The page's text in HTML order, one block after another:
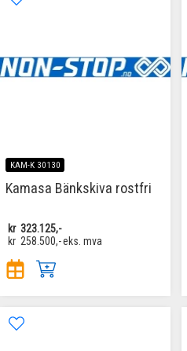
KAM-K 30130
Kamasa Bänkskiva rostfri
kr 323.125,-
kr 258.500,-eks. mva